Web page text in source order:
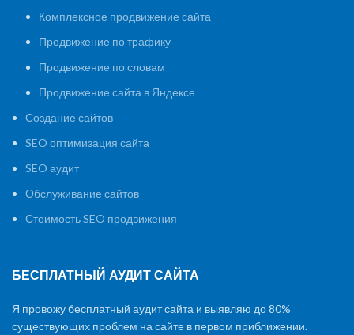
Комплексное продвижение сайта
Продвижение по трафику
Продвижение по словам
Продвижение сайта в Яндексе
Создание сайтов
SEO оптимизация сайта
SEO аудит
Обслуживание сайтов
Стоимость SEO продвижения
БЕСПЛАТНЫЙ АУДИТ САЙТА
Я провожу бесплатный аудит сайта и выявляю до 80%
существующих проблем на сайте в первом приближении.